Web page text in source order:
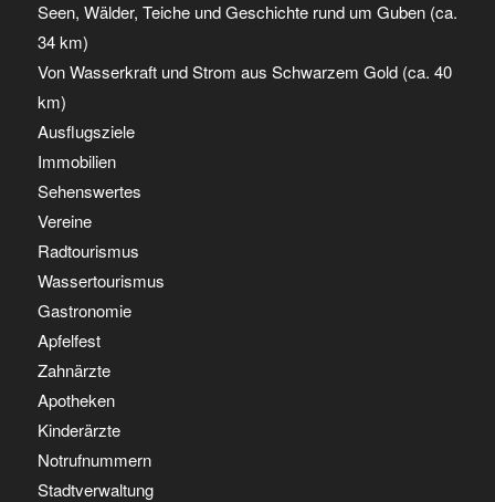
Seen, Wälder, Teiche und Geschichte rund um Guben (ca.
34 km)
Von Wasserkraft und Strom aus Schwarzem Gold (ca. 40
km)
Ausflugsziele
Immobilien
Sehenswertes
Vereine
Radtourismus
Wassertourismus
Gastronomie
Apfelfest
Zahnärzte
Apotheken
Kinderärzte
Notrufnummern
Stadtverwaltung